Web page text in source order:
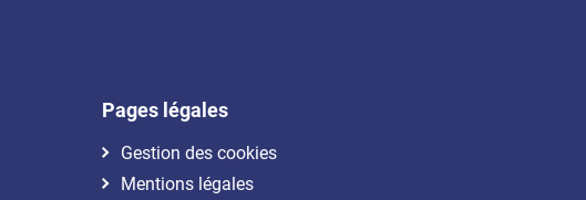
Pages légales
Gestion des cookies
Mentions légales